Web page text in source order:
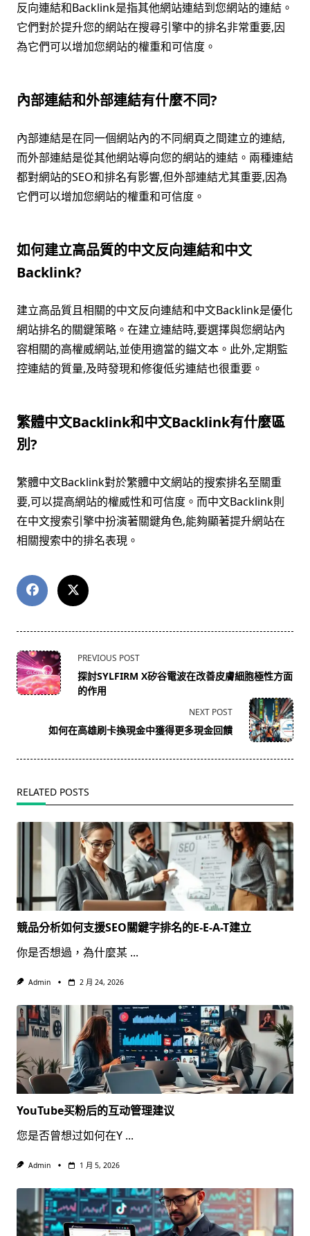
反向連結和Backlink是指其他網站連結到您網站的連結。
它們對於提升您的網站在搜尋引擎中的排名非常重要,因
為它們可以增加您網站的權重和可信度。
內部連結和外部連結有什麼不同?
內部連結是在同一個網站內的不同網頁之間建立的連結,
而外部連結是從其他網站導向您的網站的連結。兩種連結
都對網站的SEO和排名有影響,但外部連結尤其重要,因為
它們可以增加您網站的權重和可信度。
如何建立高品質的中文反向連結和中文
Backlink?
建立高品質且相關的中文反向連結和中文Backlink是優化
網站排名的關鍵策略。在建立連結時,要選擇與您網站內
容相關的高權威網站,並使用適當的錨文本。此外,定期監
控連結的質量,及時發現和修復低劣連結也很重要。
繁體中文Backlink和中文Backlink有什麼區
別?
繁體中文Backlink對於繁體中文網站的搜索排名至關重
要,可以提高網站的權威性和可信度。而中文Backlink則
在中文搜索引擎中扮演著關鍵角色,能夠顯著提升網站在
相關搜索中的排名表現。
<span
class="nav-
subtitle
reader-
text">Page</span>
PREVIOUS POST
探討SYLFIRM X矽谷電波在改善皮膚細胞極性方面
的作用
NEXT POST
如何在高雄刷卡換現金中獲得更多現金回饋
RELATED POSTS
競品分析如何支援SEO關鍵字排名的E-E-A-T建立
你是否想過，為什麼某 ...
Admin 2 月 24, 2026
YouTube买粉后的互动管理建议
您是否曾想过如何在Y ...
Admin 1 月 5, 2026